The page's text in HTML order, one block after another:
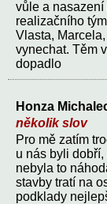
vůle a
realizačního
Vlasta,
vynechat. Těm
dopadlo
Honza
několik slov
Pro mě zatím
u nás byli
nebyla to
stavby tratí na
podklady